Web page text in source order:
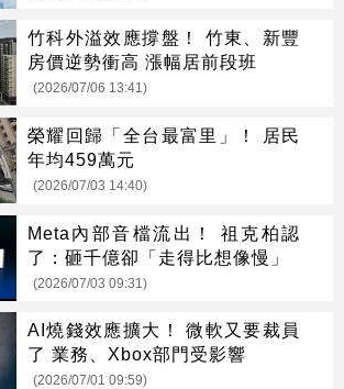
竹科外溢效應撐盤！ 竹東、新豐
房價逆勢衝高 漲幅居前段班
(2026/07/06 13:41)
榮耀回歸「全台最富里」！ 居民
年均459萬元
(2026/07/03 14:40)
Meta內部音檔流出！ 祖克柏認
了：砸千億卻「走得比想像慢」
(2026/07/03 09:31)
AI燒錢效應擴大！ 微軟又要裁員
了 業務、Xbox部門受影響
(2026/07/01 09:59)